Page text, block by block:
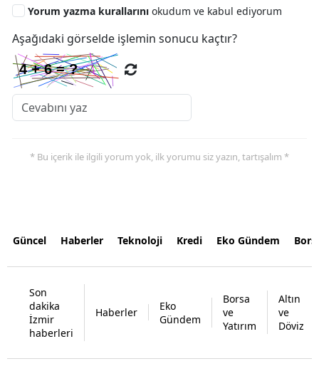
Yorum yazma kurallarını okudum ve kabul ediyorum
Aşağıdaki görselde işlemin sonucu kaçtır?
* Bu içerik ile ilgili yorum yok, ilk yorumu siz yazın, tartışalım *
Güncel Haberler Teknoloji Kredi Eko Gündem
Son
dakika
İzmir
haberleri
Haberler
Eko
Gündem
Borsa
ve
Yatırım
Altın
ve
Döviz